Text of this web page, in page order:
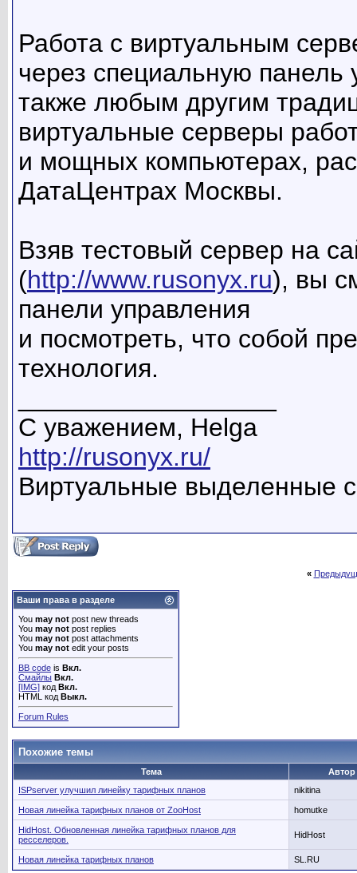
Работа с виртуальным
через специальную панель
также любым другим
виртуальные серверы
и мощных компьютерах,
ДатаЦентрах Москвы.
Взяв тестовый сервер на
(http://www.rusonyx.ru), вы
панели управления
и посмотреть, что собой
технология.
С уважением, Helga
http://rusonyx.ru/
Виртуальные выделенные
«
Ваши права в разделе
You may not post new threads
You may not post replies
You may not post attachments
You may not edit your posts
BB code is Вкл.
Смайлы Вкл.
[IMG] код Вкл.
HTML код Выкл.
Forum Rules
Похожие темы
Тема
Автор
ISPserver улучшил линейку тарифных планов
nikitina
Новая линейка тарифных планов от ZooHost homutke
HidHost. Обновленная линейка тарифных планов для
ресселеров.
HidHost
Новая линейка тарифных планов SL.RU